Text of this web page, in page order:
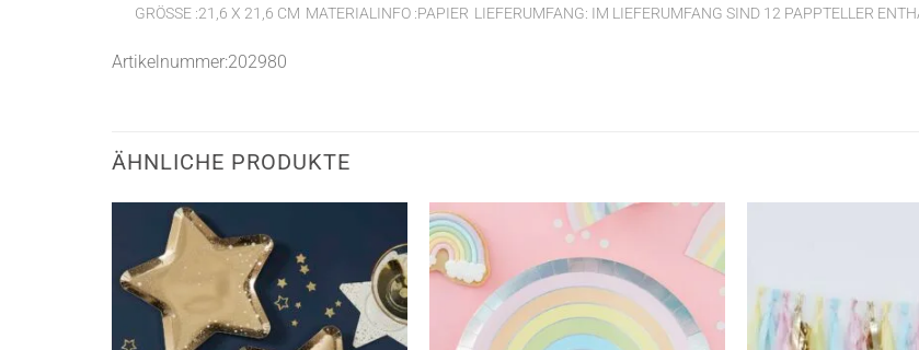
GRÖSSE :21,6 X 21,6 CM MATERIALINFO :PAPIER LIEFERUMFANG: IM LIEFERUMFANG SIND 12 PAPPTELLER
Artikelnummer:202980
ÄHNLICHE PRODUKTE